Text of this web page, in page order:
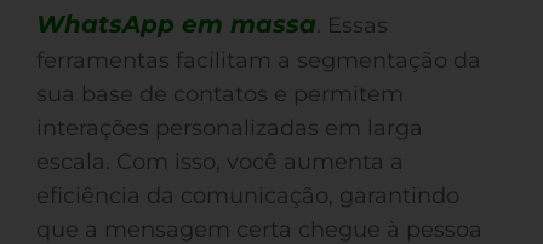
WhatsApp em massa. Essas
ferramentas facilitam a segmentação da
sua base de contatos e permitem
interações personalizadas em larga
escala. Com isso, você aumenta a
eficiência da comunicação, garantindo
que a mensagem certa chegue à pessoa